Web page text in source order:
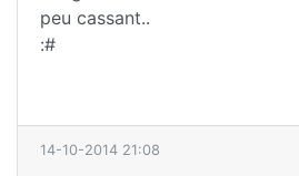
peu cassant..
:#
14-10-2014 21:08